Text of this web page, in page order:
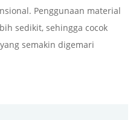
Penggunaan material
sedikit, sehingga cocok
semakin digemari